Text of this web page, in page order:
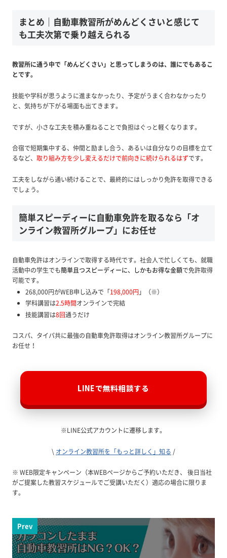
まとめ｜自動車教習所がめんどくさいと感じて
も工夫次第で乗り越えられる
教習所に通う中で「めんどくさい」と思ってしまうのは、誰にでもあるこ
とです。
技能や学科が思うように進まなかったり、予定がうまく合わなかったり
と、気持ちが下がる場面も出てきます。
ですが、小さな工夫を積み重ねることで負担はぐっと軽くなります。
合宿で短期集中する、仲間と励まし合う、あるいは自分なりの目標を立て
るなど、 取り組み方を少し変えるだけで前向きに続けられるはずです。
工夫をしながら通い続けることで、最終的にはしっかり免許を取得できる
でしょう。
簡単スピーディーに自動車免許を取るなら「オ
ンライン教習所グループ」にお任せ
自動車免許はオンラインで取得する時代です。社会人で忙しくても、就職
活動中の学生でも簡単且つスピーディーに、しかもお得な金額で免許取得
可能です。
268,000円がWEB申し込みで「198,000円 」（※）
学科講習は2.5時間オンラインで完結
技能講習は8回通うだけ
コスパ、タイパ共に最強の自動車免許取得はオンライン教習所グループに
お任せ！
LINEで無料相談する
※LINE公式アカウントに遷移します。
\ オンライン教習所を「もっと詳しく」知る /
※ WEB限定キャンペーン（本WEBページからご予約いただき、 後日当社
がご提案した教習スケジュールでご受講いただく）適応の場合に限りま
す。
Prev